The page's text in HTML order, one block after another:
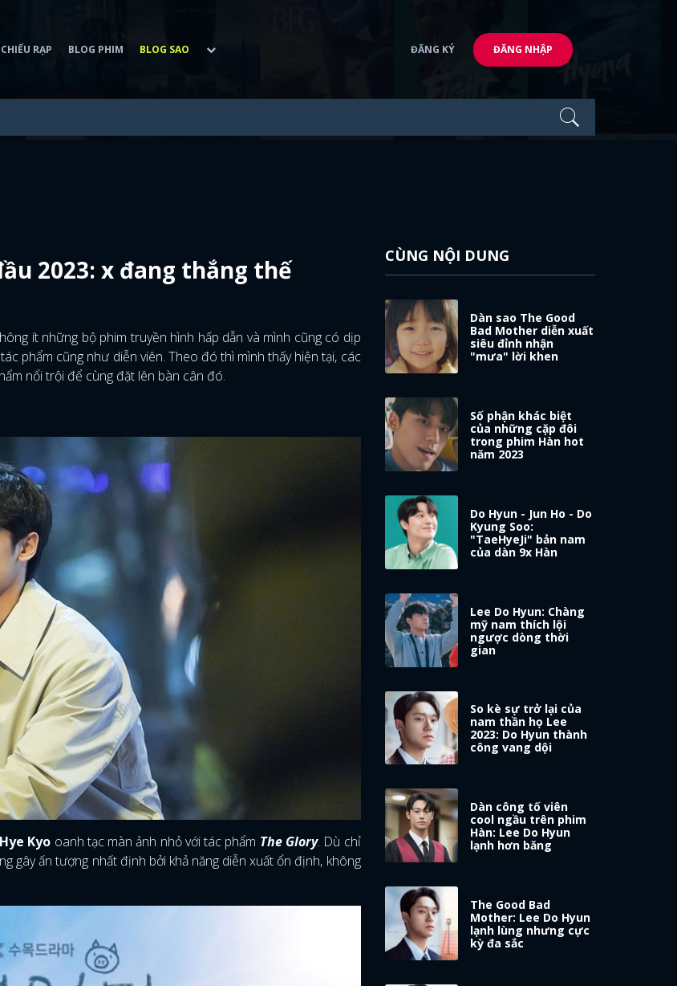
RẠP BLOG PHIM BLOG SAO ĐĂNG KÝ ĐĂNG NHẬP
2023: x đang thắng thế
ít những bộ phim truyền hình hấp dẫn và mình cũng có dịp
phẩm cũng như diễn viên. Theo đó thì mình thấy hiện tại, các
nổi trội để cùng đặt lên bàn cân đó.
Kyo oanh tạc màn ảnh nhỏ với tác phẩm The Glory. Dù chỉ
gây ấn tượng nhất định bởi khả năng diễn xuất ổn định, không
CÙNG NỘI DUNG
Dàn sao The Good
Bad Mother diễn xuất
siêu đỉnh nhận
"mưa" lời khen
Số phận khác biệt
của những cặp đôi
trong phim Hàn hot
năm 2023
Do Hyun - Jun Ho - Do
Kyung Soo:
"TaeHyeJi" bản nam
của dàn 9x Hàn
Lee Do Hyun: Chàng
mỹ nam thích lội
ngược dòng thời
gian
So kè sự trở lại của
nam thần họ Lee
2023: Do Hyun thành
công vang dội
Dàn công tố viên
cool ngầu trên phim
Hàn: Lee Do Hyun
lạnh hơn băng
The Good Bad
Mother: Lee Do Hyun
lạnh lùng nhưng cực
kỳ đa sắc